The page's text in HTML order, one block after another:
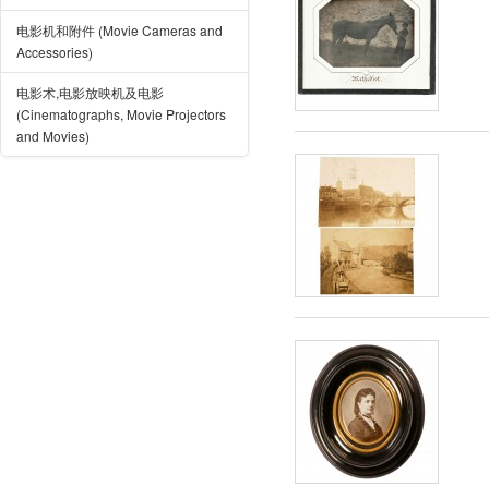
电影机和附件 (Movie Cameras and
Accessories)
电影术,电影放映机及电影
(Cinematographs, Movie Projectors
and Movies)